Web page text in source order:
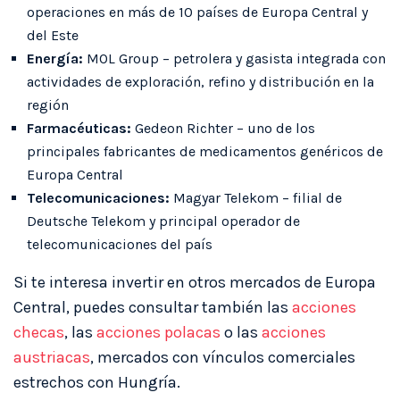
operaciones en más de 10 países de Europa Central y
del Este
Energía: MOL Group – petrolera y gasista integrada con
actividades de exploración, refino y distribución en la
región
Farmacéuticas: Gedeon Richter – uno de los
principales fabricantes de medicamentos genéricos de
Europa Central
Telecomunicaciones: Magyar Telekom – filial de
Deutsche Telekom y principal operador de
telecomunicaciones del país
Si te interesa invertir en otros mercados de Europa
Central, puedes consultar también las acciones
checas, las acciones polacas o las acciones
austriacas, mercados con vínculos comerciales
estrechos con Hungría.